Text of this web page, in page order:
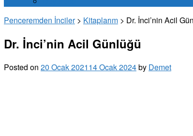
Penceremden İnciler> Kitaplarım > Dr. İnci’nin Acil
Dr. İnci’nin Acil Günlüğü
Posted on 20 Ocak 202114 Ocak 2024by Demet